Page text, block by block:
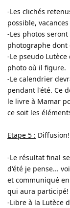
-Les clichés
possible,
-Les photos
photographe dont
-Le pseudo
photo où il figure.
-Le calendrier
pendant l'été. Ce
le livre à Mamar
ce soit les
Etape 5 : Diffusion!
-Le résultat final
d'été je pense...
et communiqué
qui aura participé!
-Libre à la Lutèce